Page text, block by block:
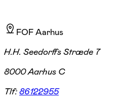
FOF Aarhus
H.H. Seedorffs Stræde 7
8000 Aarhus C
Tlf:86122955